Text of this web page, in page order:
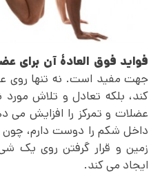
فواید فوق العادۀ آن برای
جهت مفید است. نه تنها روی
کند، بلکه تعادل و تلاش مورد
عضلات و تمرکز را افزایش
داخل شکم را دوست دارم، چون
زمین و قرار گرفتن روی یک
ایجاد می کند.